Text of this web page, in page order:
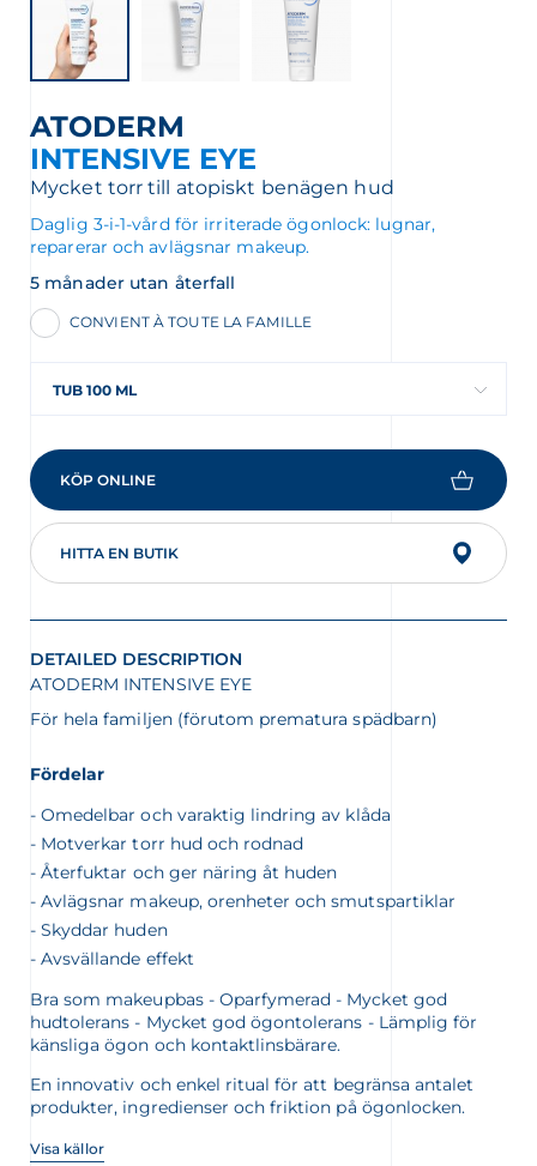
VÅRT NYHETSBREV
ATODERM
INTENSIVE EYE
Mycket torr till atopiskt benägen hud
Daglig 3-i-1-vård för irriterade ögonlock: lugnar,
reparerar och avlägsnar makeup.
5 månader utan återfall
CONVIENT À TOUTE LA FAMILLE
TUB 100 ML
KÖP ONLINE
HITTA EN BUTIK
DETAILED DESCRIPTION
ATODERM INTENSIVE EYE
För hela familjen (förutom prematura spädbarn)
Fördelar
Omedelbar och varaktig lindring av klåda
Motverkar torr hud och rodnad
Återfuktar och ger näring åt huden
Avlägsnar makeup, orenheter och smutspartiklar
Skyddar huden
Avsvällande effekt
Bra som makeupbas - Oparfymerad - Mycket god
hudtolerans - Mycket god ögontolerans - Lämplig för
känsliga ögon och kontaktlinsbärare.
En innovativ och enkel ritual för att begränsa antalet
produkter, ingredienser och friktion på ögonlocken.
Visa källor